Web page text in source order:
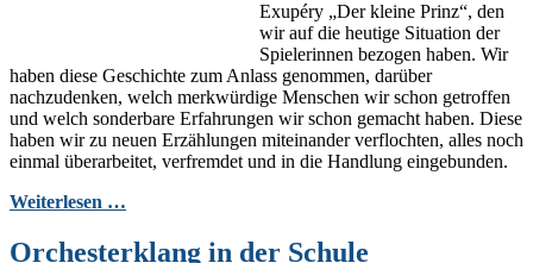
Exupéry „Der kleine Prinz“, den
wir auf die heutige Situation der
Spielerinnen bezogen haben. Wir
haben diese Geschichte zum Anlass genommen, darüber
nachzudenken, welch merkwürdige Menschen wir schon getroffen
und welch sonderbare Erfahrungen wir schon gemacht haben. Diese
haben wir zu neuen Erzählungen miteinander verflochten, alles noch
einmal überarbeitet, verfremdet und in die Handlung eingebunden.
Weiterlesen …
Orchesterklang in der Schule